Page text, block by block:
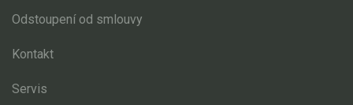
Odstoupení od smlouvy
Kontakt
Servis